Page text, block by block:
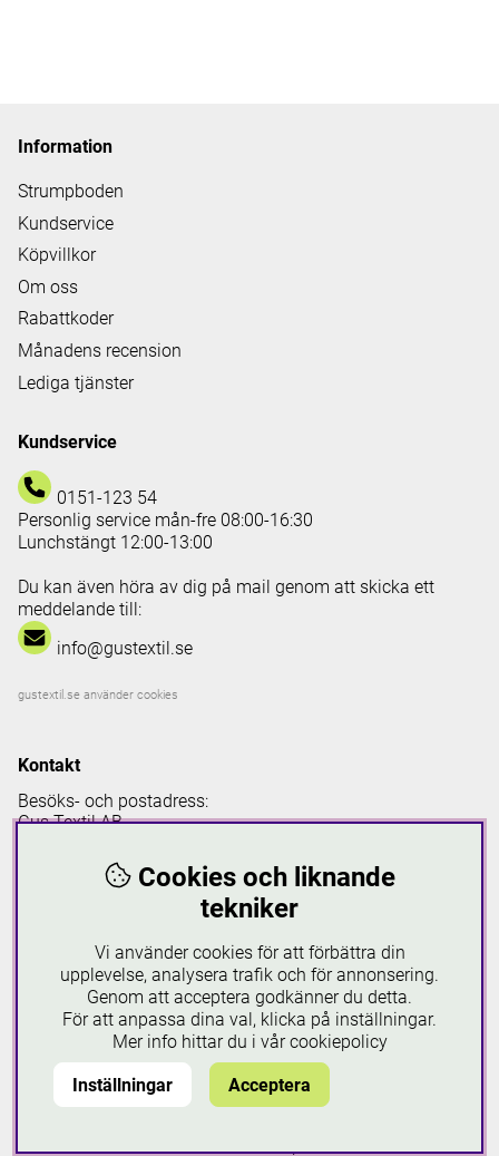
Information
Strumpboden
Kundservice
Köpvillkor
Om oss
Rabattkoder
Månadens recension
Lediga tjänster
Kundservice
0151-123 54
Personlig service mån-fre 08:00-16:30
Lunchstängt 12:00-13:00
Du kan även höra av dig på mail genom att skicka ett
meddelande till:
info@gustextil.se
gustextil.se använder cookies
Kontakt
Besöks- och postadress:
Gus Textil AB
Måndag: 08 - 16.30
Tisdag: 08 - 18
Onsdag: 08 - 16.30
Torsdag: 08 - 18
Fredag: 08-16.30
Lördagar: 10-16
Söndagar: 12-16
Cookies och liknande
tekniker
Vi använder cookies för att förbättra din
upplevelse, analysera trafik och för annonsering.
Genom att acceptera godkänner du detta.
För att anpassa dina val, klicka på inställningar.
Mer info hittar du i vårcookiepolicy
Inställningar Acceptera